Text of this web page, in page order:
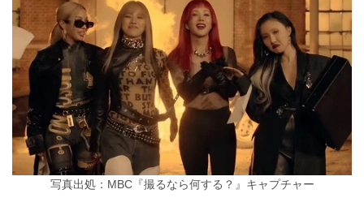
写真出処：MBC『撮るなら何する？』キャプチャー